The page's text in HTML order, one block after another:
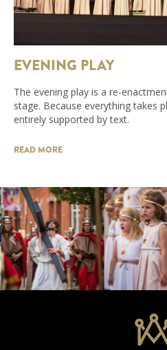
EVENING PLAY
The evening play is a re-
stage. Because everything takes
entirely supported by text.
READ MORE